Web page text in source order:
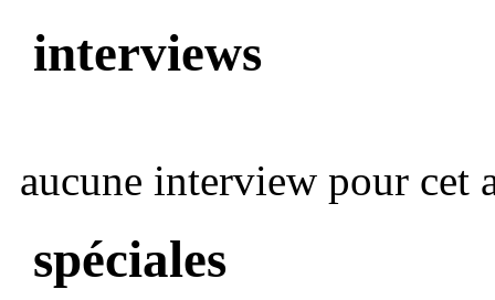
interviews
aucune interview pour cet
spéciales